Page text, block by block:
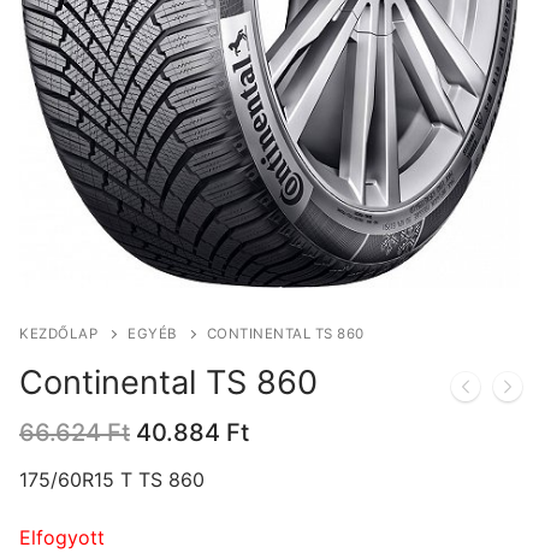
KEZDŐLAP EGYÉB CONTINENTAL TS 860
Continental TS 860
66.624Ft Original
was:
40.884 FtCurrent
175/60R15 T TS 860
Elfogyott